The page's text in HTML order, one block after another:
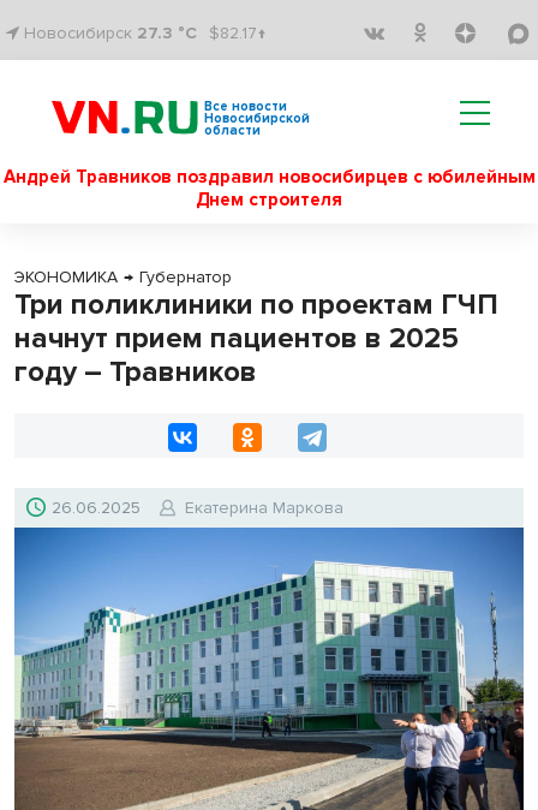
Новосибирск 27.3 °C $82.17↑
Все новости
Новосибирской
области
Андрей Травников поздравил новосибирцев с юбилейным
Днем строителя
ЭКОНОМИКА → Губернатор
Три поликлиники по проектам ГЧП
начнут прием пациентов в 2025
году – Травников
26.06.2025 Екатерина Маркова